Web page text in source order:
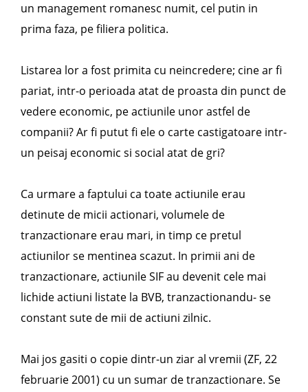
un management romanesc numit, cel putin in
prima faza, pe filiera politica.
Listarea lor a fost primita cu neincredere; cine ar fi
pariat, intr-o perioada atat de proasta din punct de
vedere economic, pe actiunile unor astfel de
companii? Ar fi putut fi ele o carte castigatoare intr-
un peisaj economic si social atat de gri?
Ca urmare a faptului ca toate actiunile erau
detinute de micii actionari, volumele de
tranzactionare erau mari, in timp ce pretul
actiunilor se mentinea scazut. In primii ani de
tranzactionare, actiunile SIF au devenit cele mai
lichide actiuni listate la BVB, tranzactionandu- se
constant sute de mii de actiuni zilnic.
Mai jos gasiti o copie dintr-un ziar al vremii (ZF, 22
februarie 2001) cu un sumar de tranzactionare. Se